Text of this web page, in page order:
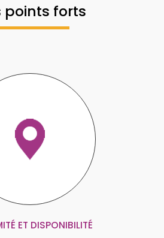
points forts
ET DISPONIBILITÉ